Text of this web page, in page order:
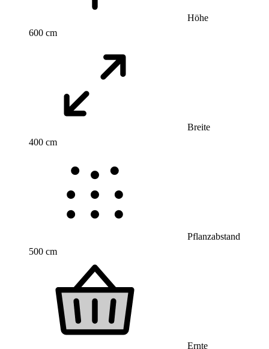
Höhe
600 cm
Breite
400 cm
Pflanzabstand
500 cm
Ernte